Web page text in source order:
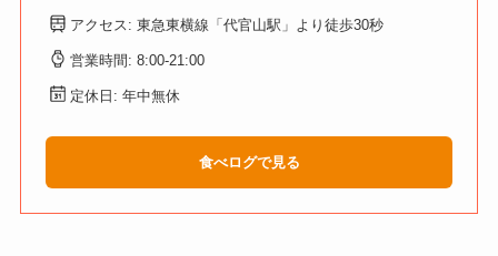
アクセス: 東急東横線「代官山駅」より徒歩30秒
営業時間: 8:00-21:00
定休日: 年中無休
食べログで見る